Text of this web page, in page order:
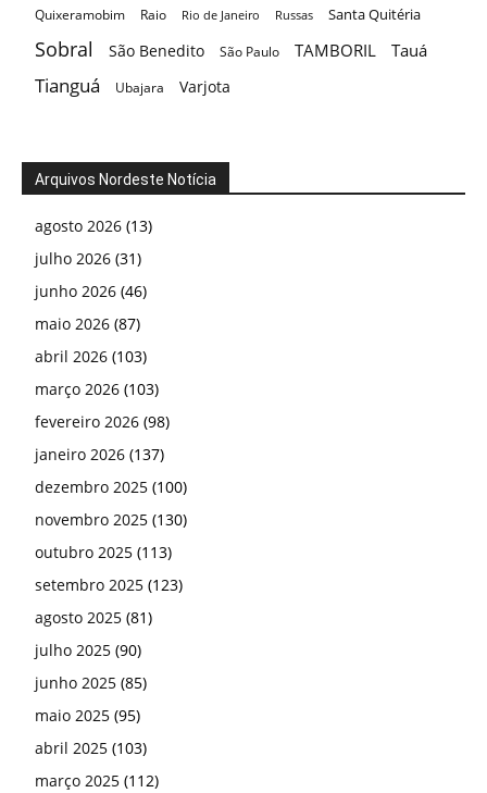
Quixeramobim Raio Rio de Janeiro Russas Santa Quitéria
Sobral São Benedito São Paulo TAMBORIL Tauá
Tianguá Ubajara Varjota
Arquivos Nordeste Notícia
agosto 2026 (13)
julho 2026 (31)
junho 2026 (46)
maio 2026 (87)
abril 2026 (103)
março 2026 (103)
fevereiro 2026 (98)
janeiro 2026 (137)
dezembro 2025 (100)
novembro 2025 (130)
outubro 2025 (113)
setembro 2025 (123)
agosto 2025 (81)
julho 2025 (90)
junho 2025 (85)
maio 2025 (95)
abril 2025 (103)
março 2025 (112)